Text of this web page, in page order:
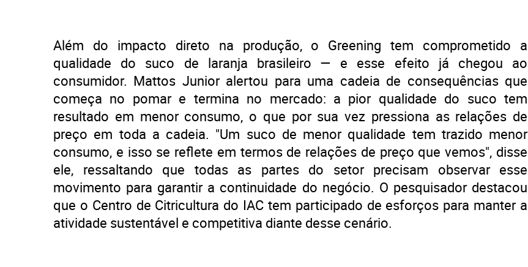
Além do impacto direto na produção, o Greening tem comprometido a
qualidade do suco de laranja brasileiro — e esse efeito já chegou ao
consumidor. Mattos Junior alertou para uma cadeia de consequências que
começa no pomar e termina no mercado: a pior qualidade do suco tem
resultado em menor consumo, o que por sua vez pressiona as relações de
preço em toda a cadeia. "Um suco de menor qualidade tem trazido menor
consumo, e isso se reflete em termos de relações de preço que vemos", disse
ele, ressaltando que todas as partes do setor precisam observar esse
movimento para garantir a continuidade do negócio. O pesquisador destacou
que o Centro de Citricultura do IAC tem participado de esforços para manter a
atividade sustentável e competitiva diante desse cenário.